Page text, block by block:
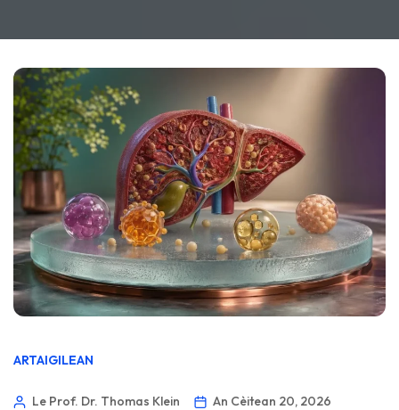
ARTAIGILEAN
Le Prof. Dr. Thomas Klein
An Cèitean 20, 2026